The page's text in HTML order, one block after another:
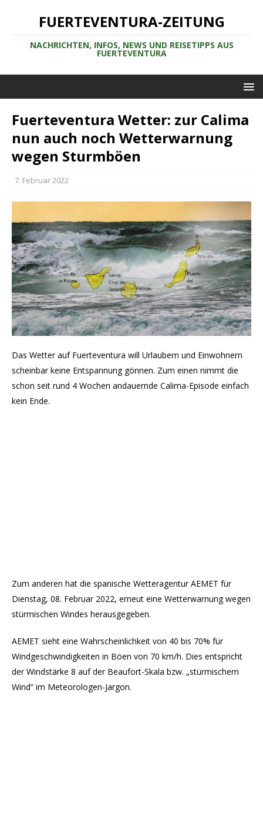
FUERTEVENTURA-ZEITUNG
NACHRICHTEN, INFOS, NEWS UND REISETIPPS AUS
FUERTEVENTURA
Fuerteventura Wetter: zur Calima
nun auch noch Wetterwarnung
wegen Sturmböen
7. Februar 2022
Das Wetter auf Fuerteventura will Urlaubern und Einwohnern
scheinbar keine Entspannung gönnen. Zum einen nimmt die
schon seit rund 4 Wochen andauernde Calima-Episode einfach
kein Ende.
Zum anderen hat die spanische Wetteragentur AEMET für
Dienstag, 08. Februar 2022, erneut eine Wetterwarnung wegen
stürmischen Windes herausgegeben.
AEMET sieht eine Wahrscheinlichkeit von 40 bis 70% für
Windgeschwindigkeiten in Böen von 70 km/h. Dies entspricht
der Windstärke 8 auf der Beaufort-Skala bzw. „stürmischem
Wind“ im Meteorologen-Jargon.